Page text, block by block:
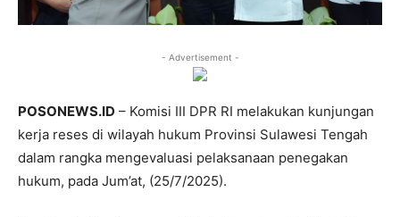
- Advertisement -
POSONEWS.ID – Komisi III DPR RI melakukan kunjungan
kerja reses di wilayah hukum Provinsi Sulawesi Tengah
dalam rangka mengevaluasi pelaksanaan penegakan
hukum, pada Jum’at, (25/7/2025).